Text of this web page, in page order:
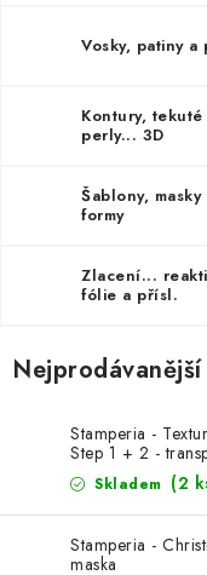
Vosky, patiny a
Kontury, tekuté
perly... 3D
Šablony, masky
formy
Zlacení...
fólie a přísl.
Nejprodávanější
Stamperia -
Step 1 + 2 -
ve dvou krocích
Skladem (2
Stamperia -
maska